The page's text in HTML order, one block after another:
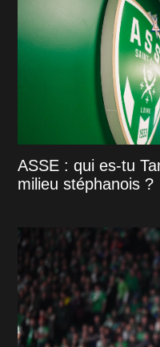
ASSE : qui es-tu
milieu stéphanois ?